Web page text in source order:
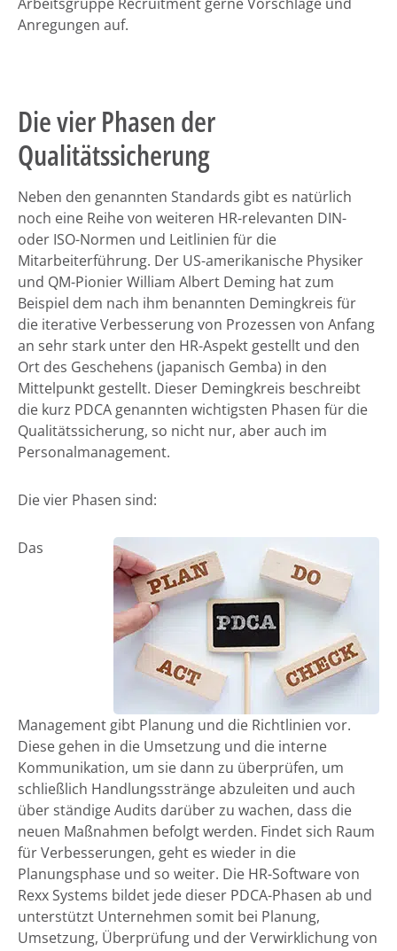
Anregungen auf.
Die vier Phasen der
Qualitätssicherung
Neben den genannten Standards gibt es natürlich
noch eine Reihe von weiteren HR-relevanten DIN-
oder ISO-Normen und Leitlinien für die
Mitarbeiterführung. Der US-amerikanische Physiker
und QM-Pionier William Albert Deming hat zum
Beispiel dem nach ihm benannten Demingkreis für
die iterative Verbesserung von Prozessen von Anfang
an sehr stark unter den HR-Aspekt gestellt und den
Ort des Geschehens (japanisch Gemba) in den
Mittelpunkt gestellt. Dieser Demingkreis beschreibt
die kurz PDCA genannten wichtigsten Phasen für die
Qualitätssicherung, so nicht nur, aber auch im
Personalmanagement.
Die vier Phasen sind:
Das
Management gibt Planung und die Richtlinien vor.
Diese gehen in die Umsetzung und die interne
Kommunikation, um sie dann zu überprüfen, um
schließlich Handlungsstränge abzuleiten und auch
über ständige Audits darüber zu wachen, dass die
neuen Maßnahmen befolgt werden. Findet sich Raum
für Verbesserungen, geht es wieder in die
Planungsphase und so weiter. Die HR-Software von
Rexx Systems bildet jede dieser PDCA-Phasen ab und
unterstützt Unternehmen somit bei Planung,
Umsetzung, Überprüfung und der Verwirklichung von